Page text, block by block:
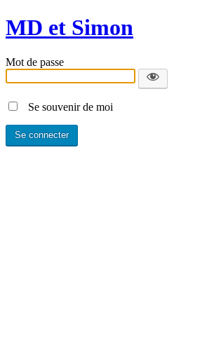
MD et Simon
Mot de passe
Se souvenir de moi